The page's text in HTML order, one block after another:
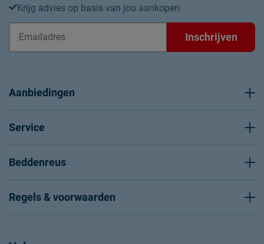
Krijg advies op basis van jou aankopen
Inschrijven
Aanbiedingen
Service
Beddenreus
Regels & voorwaarden